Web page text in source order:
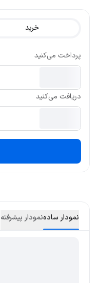
نمودار سادهنمودار پیشرفته
خرید
پرداخت می‌کنید
دریافت می‌کنید